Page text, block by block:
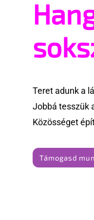
az azonos
Teret adunk a
Jobbá tesszük
Közösséget
Támogasd